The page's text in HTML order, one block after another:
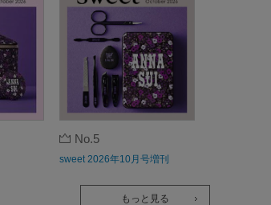
No.5
sweet 2026年10月号増刊
もっと見る